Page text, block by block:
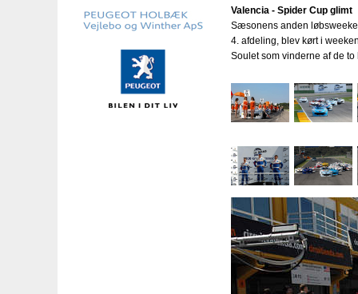
Valencia - Spider Cup glimt
Sæsonens anden
4. afdeling, blev kørt i
Soulet som vinderne af de